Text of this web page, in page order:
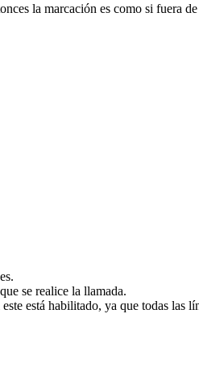
la marcación es como si fuera
se realice la llamada.
está habilitado, ya que todas las